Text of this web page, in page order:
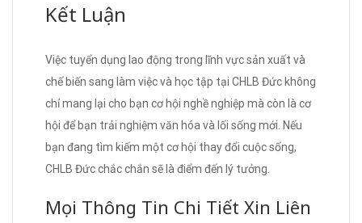
Kết Luận
Việc tuyển dụng lao động trong lĩnh vực sản xuất và
chế biến sang làm việc và học tập tại CHLB Đức không
chỉ mang lại cho bạn cơ hội nghề nghiệp mà còn là cơ
hội để bạn trải nghiệm văn hóa và lối sống mới. Nếu
bạn đang tìm kiếm một cơ hội thay đổi cuộc sống,
CHLB Đức chắc chắn sẽ là điểm đến lý tưởng.
Mọi Thông Tin Chi Tiết Xin Liên